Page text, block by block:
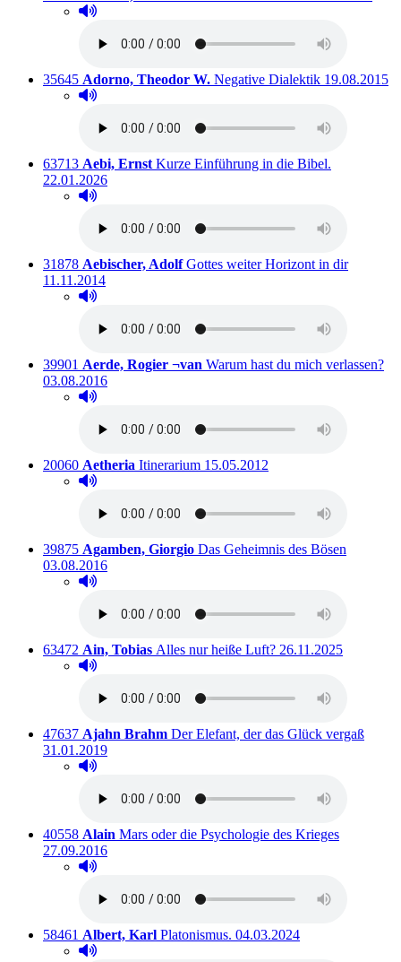
Hörprobe abspielen
Hörprobe von Minima Moralia
Titelnummer:
35645 von
Adorno, Theodor W. Negative Dialektik Ausleihbar
19.08.2015
Hörprobe abspielen
Hörprobe von Negative Dialektik
Titelnummer:
63713 von
Aebi, Ernst: Kurze Einführung in die Bibel.
22.01.2026
Hörprobe abspielen
Hörprobe von Kurze Einführung in die Bibel.
Titelnummer:
31878 von
Aebischer, Adolf:Gottes weiter Horizont in dir
11.11.2014
Hörprobe abspielen
Hörprobe von Gottes weiter Horizont in dir
Titelnummer:
39901 von
Aerde, Rogier ¬van Warum hast du mich verlassen?
03.08.2016
Hörprobe abspielen
Hörprobe von Warum hast du mich verlassen?
Titelnummer:
20060 von
Aetheria Itinerarium Ausleihbar seit dem
15.05.2012
Hörprobe abspielen
Hörprobe von Itinerarium
Titelnummer:
39875 von
Agamben, Giorgio: Das Geheimnis des Bösen
03.08.2016
Hörprobe abspielen
Hörprobe von Das Geheimnis des Bösen
Titelnummer:
63472 von
Ain, Tobias: Alles nur heiße Luft? Ausleihbar seit dem
26.11.2025
Hörprobe abspielen
Hörprobe von Alles nur heiße Luft?
Titelnummer:
47637 von
Ajahn Brahm: Der Elefant, der das Glück vergaß
31.01.2019
Hörprobe abspielen
Hörprobe von Der Elefant, der das Glück vergaß
Titelnummer:
40558 von
Alain Mars oder die Psychologie des Krieges
27.09.2016
Hörprobe abspielen
Hörprobe von Mars oder die Psychologie des Krieges
Titelnummer:
58461 von
Albert, Karl: Platonismus. Ausleihbar seit dem
04.03.2024
Hörprobe abspielen
Hörprobe von Platonismus.